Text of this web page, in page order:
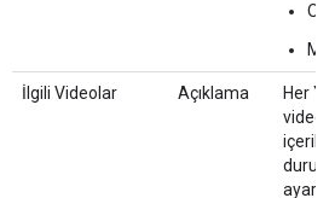
İlgili Videolar Açıklama
Her
içerik